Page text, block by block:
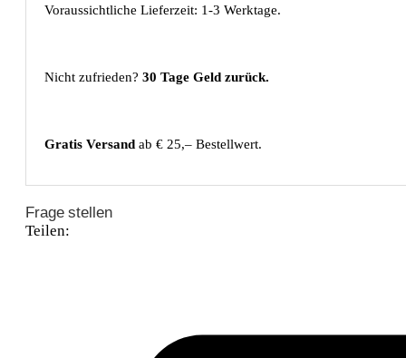
Voraussichtliche Lieferzeit: 1-3 Werktage.
Nicht zufrieden? 30 Tage Geld zurück.
Gratis Versand ab € 25,– Bestellwert.
Frage stellen
Teilen: